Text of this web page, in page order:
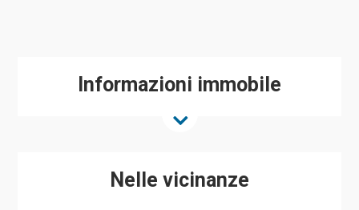
Informazioni immobile
Nelle vicinanze